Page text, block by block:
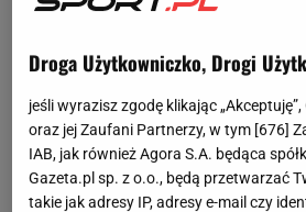
ekstraklasy. Jeszcze do
do zapewnienia sobie gry w
trzech kolejnych spotkaniach
zwolnili, a w klubowych
ogromnych roszad.
Droga Użytkowniczko, Drogi
jeśli wyrazisz zgodę klikając
oraz jej Zaufani Partnerzy, w tym [676]
IAB, jak również Agora S.A. będąca
Gazeta.pl sp. z o.o., będą przetwarzać
takie jak adresy IP, adresy e-mail czy